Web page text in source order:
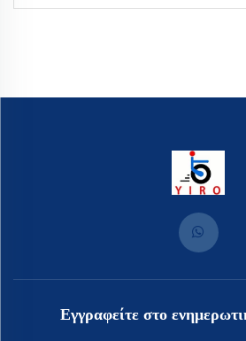
Εγγραφείτε στο